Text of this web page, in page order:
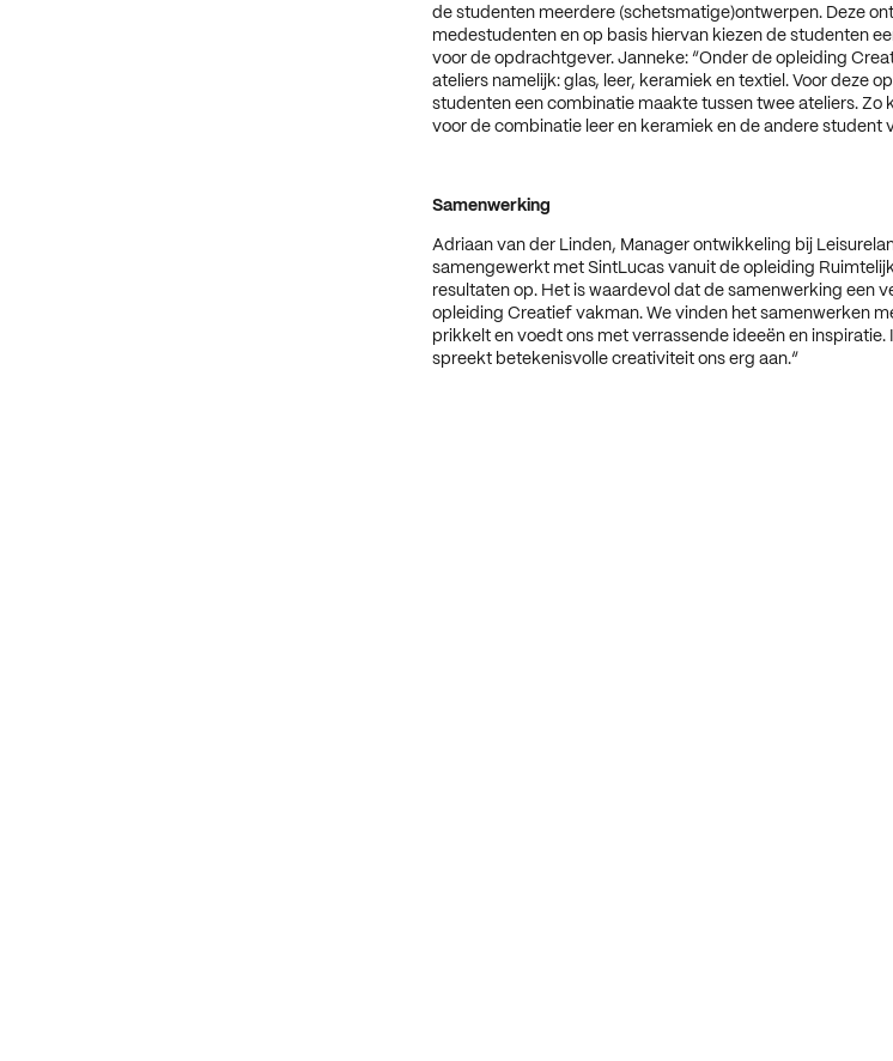
de studenten meerdere (schetsmatige)ontwerpen. Deze
medestudenten en op basis hiervan kiezen de studenten
voor de opdrachtgever. Janneke: “Onder de opleiding
ateliers namelijk: glas, leer, keramiek en textiel. Voor deze
studenten een combinatie maakte tussen twee ateliers. Zo
voor de combinatie leer en keramiek en de andere student
Samenwerking
Adriaan van der Linden, Manager ontwikkeling bij
samengewerkt met SintLucas vanuit de opleiding
resultaten op. Het is waardevol dat de samenwerking een
opleiding Creatief vakman. We vinden het samenwerken
prikkelt en voedt ons met verrassende ideeën en
spreekt betekenisvolle creativiteit ons erg aan.“